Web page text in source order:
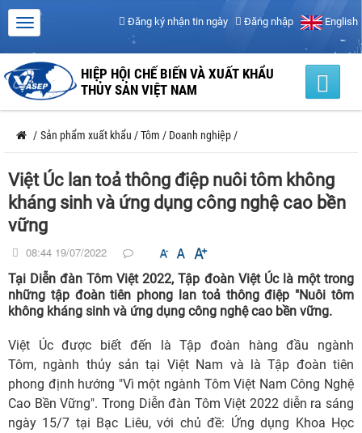
Đăng ký nhận tin ngày Đăng nhập English
HIỆP HỘI CHẾ BIẾN VÀ XUẤT KHẨU
THỦY SẢN VIỆT NAM
/ Sản phẩm xuất khẩu /Tôm / Doanh nghiệp /
Việt Úc lan toả thông điệp nuôi tôm không
kháng sinh và ứng dụng công nghệ cao bền
vững
08:44 19/07/2022
Tại Diễn đàn Tôm Việt 2022, Tập đoàn Việt Úc là một trong
những tập đoàn tiên phong lan toả thông điệp "Nuôi tôm
không kháng sinh và ứng dụng công nghệ cao bền vững.
Việt Úc được biết đến là Tập đoàn hàng đầu ngành
Tôm, ngành thủy sản tại Việt Nam và là Tập đoàn tiên
phong định hướng "Vì một ngành Tôm Việt Nam Công Nghệ
Cao Bền Vững". Trong Diễn đàn Tôm Việt 2022 diễn ra sáng
ngày 15/7 tại Bạc Liêu, với chủ đề: Ứng dụng Khoa Học